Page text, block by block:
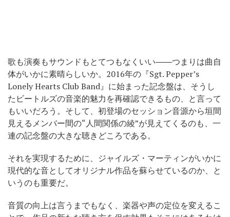
歌も演奏もサウンドもとてつもなくいい――つまりは曲自
体がいかに素晴らしいか。2016年の『Sgt. Pepper’s
Lonely Hearts Club Band』に始まった記念盤は、そうし
たビートルズの音楽的魅力を再確認できるもの、と言って
もいいだろう。そして、初登場のセッション音源から垣間
見えるメンバー間の“人間関係の綾”が見えてくるのも、一
連の記念盤の大きな聴きどころである。
それを実現するために、ジャイルズ・マーティンがいかに
現代的な音としてオリジナル作品を蘇らせているのか、と
いうのも重要だ。
音質の向上は言うまでもなく、楽器や声の定位を変えるこ